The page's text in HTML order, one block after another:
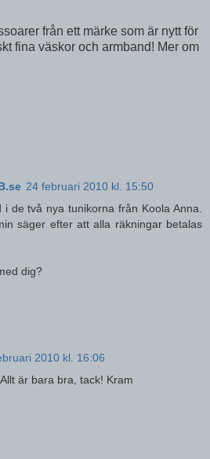
från ett märke som är nytt för
fina väskor och armband! Mer om
24 februari 2010 kl. 15:50
de två nya tunikorna från Koola Anna.
säger efter att alla räkningar betalas
dig?
2010 kl. 16:06
är bara bra, tack! Kram